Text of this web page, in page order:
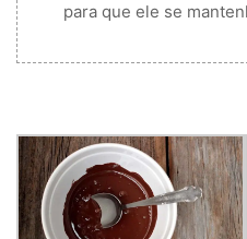
para que ele se